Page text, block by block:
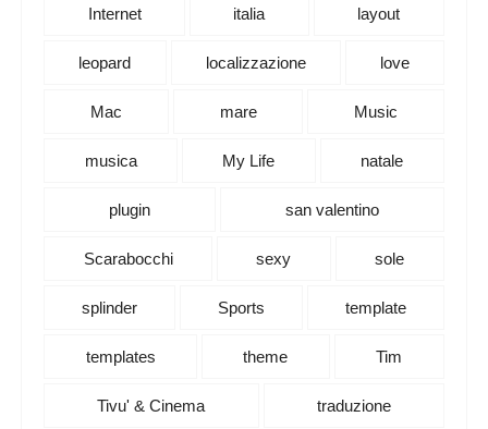
Internet italia layout
leopard localizzazione love
Mac mare Music
musica My Life natale
plugin san valentino
Scarabocchi sexy sole
splinder Sports template
templates theme Tim
Tivu' & Cinema traduzione